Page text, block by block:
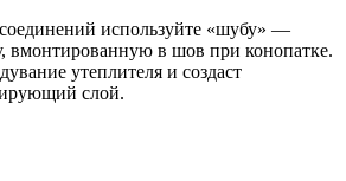
используйте «шубу» —
вмонтированную в шов при конопатке.
утеплителя и создаст
слой.